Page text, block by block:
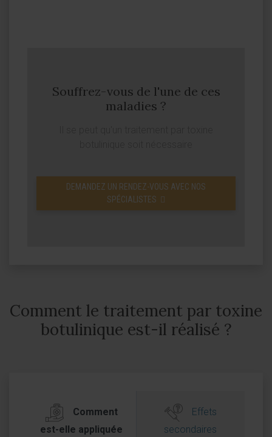
Souffrez-vous de l'une de ces
maladies ?
DEMANDEZ UN RENDEZ-VOUS AVEC NOS
SPÉCIALISTES
Comment le traitement par toxine
botulinique est-il réalisé ?
Comment
est-elle appliquée
Effets
secondaires